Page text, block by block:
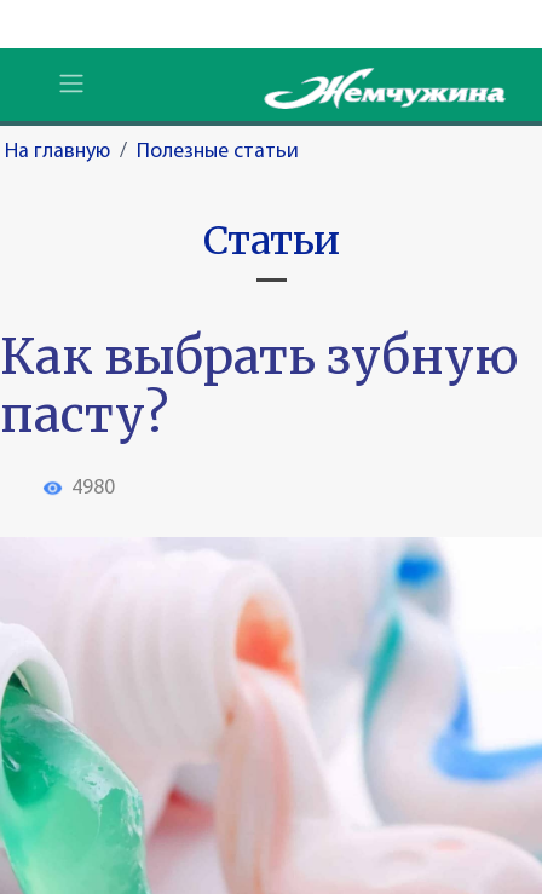
На главную / Полезные статьи
Статьи
Как выбрать зубную
пасту?
4980